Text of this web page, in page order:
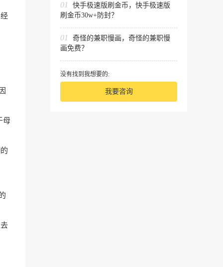
母
01
快手极速版刷金币，快手极速版
刷金币30w+防封？
01
奇怪的兼职慢画，奇怪的兼职慢
画免费？
没有找到我想要的:
我要咨询